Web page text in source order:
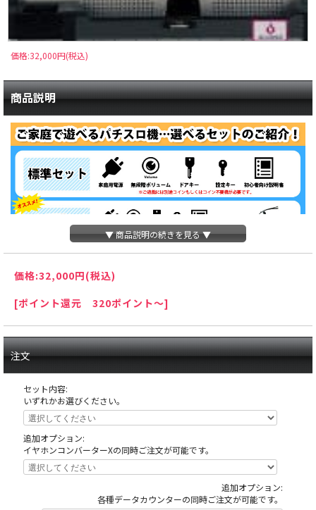
価格:32,000円(税込)
商品説明
天井の木枠部分に島へ固定する為にホールが空けたネジ穴がありますが、これ
は修復できない部分ですので予めご了承下さい。
▼ 商品説明の続きを見る ▼
価格:32,000円(税込)
[ポイント還元 320ポイント～]
注文
セット内容:
いずれかお選びください。
追加オプション:
イヤホンコンバーターXの同時ご注文が可能です。
追加オプション:
各種データカウンターの同時ご注文が可能です。